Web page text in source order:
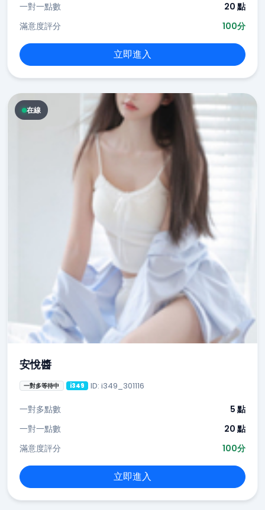
一對一點數
20 點
滿意度評分
100分
立即進入
在線
安悅醬
一對多等待中 i349 ID: i349_301116
一對多點數
5 點
一對一點數
20 點
滿意度評分
100分
立即進入